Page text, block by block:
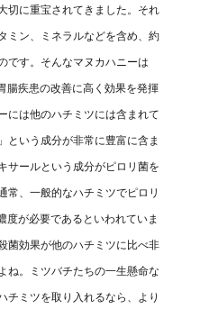
切に重宝されてきました。それ
ミン、ミネラルなどを含め、約
です。そんなマヌカハニーは
腸疾患の改善に高く効果を発揮
には他のハチミツには含まれて
という成分が非常に豊富に含ま
サールという成分がピロリ菌を
常、一般的なハチミツでピロリ
度が必要であるといわれていま
菌効果が他のハチミツに比べ非
ね。ミツバチたちの一生懸命な
チミツを取り入れるなら、より